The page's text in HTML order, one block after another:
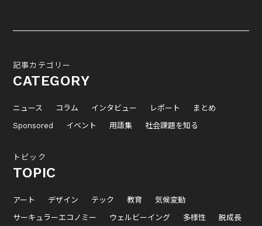
記事カテゴリー
CATEGORY
ニュース コラム インタビュー レポート
まとめ
Sponsored
イベント 用語集 社会課題を知る
トピック
TOPIC
アート デザイン テック 教育
気候変動
サーキュラーエコノミー
ウェルビーイング 多様性 脱成長